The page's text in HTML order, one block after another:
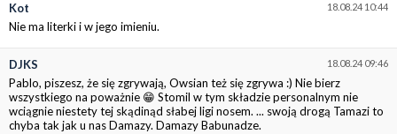
18.08.24 10:44
Kot
Nie ma literki i w jego imieniu.
18.08.24 09:46
DJKS
Pablo, piszesz, że się zgrywają, Owsian też się zgrywa :) Nie bierz
wszystkiego na poważnie 😁 Stomil w tym składzie personalnym nie
wciągnie niestety tej skądinąd słabej ligi nosem. ... swoją drogą Tamazi to
chyba tak jak u nas Damazy. Damazy Babunadze.